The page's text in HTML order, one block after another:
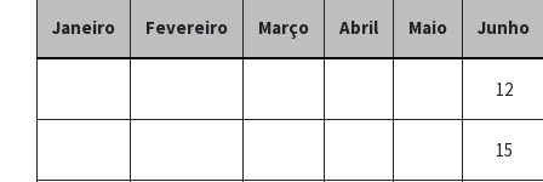
Janeiro Fevereiro Março Abril Maio Junho
12
15